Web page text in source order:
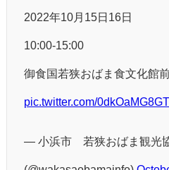
2022年10月15日16日
10:00-15:00
御食国若狭おばま食文化館
pic.twitter.com/0dkOaMG8GT
— 小浜市 若狭おばま観光